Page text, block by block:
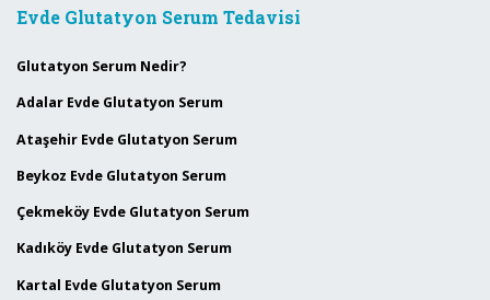
Evde Glutatyon Serum Tedavisi
Glutatyon Serum Nedir?
Adalar Evde Glutatyon Serum
Ataşehir Evde Glutatyon Serum
Beykoz Evde Glutatyon Serum
Çekmeköy Evde Glutatyon Serum
Kadıköy Evde Glutatyon Serum
Kartal Evde Glutatyon Serum